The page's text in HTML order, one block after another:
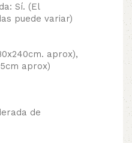
Sí. (El
puede variar)
aprox),
aprox)
de